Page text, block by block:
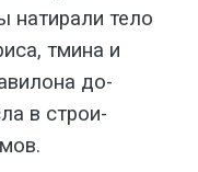
натирали тело
тмина и
до­
в строи­